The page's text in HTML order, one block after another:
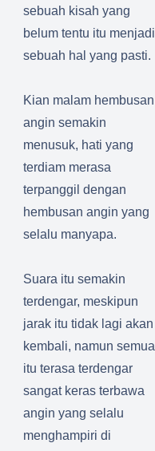
sebuah kisah yang
belum tentu itu menjadi
sebuah hal yang pasti.
Kian malam hembusan
angin semakin
menusuk, hati yang
terdiam merasa
terpanggil dengan
hembusan angin yang
selalu manyapa.
Suara itu semakin
terdengar, meskipun
jarak itu tidak lagi akan
kembali, namun semua
itu terasa terdengar
sangat keras terbawa
angin yang selalu
menghampiri di